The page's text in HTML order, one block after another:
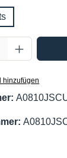
hinzufügen